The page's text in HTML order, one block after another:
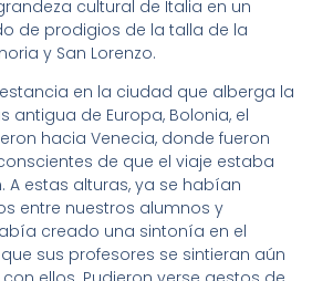
cultural de Italia en un
de prodigios de la talla de la
y San Lorenzo.
en la ciudad que alberga la
antigua de Europa, Bolonia, el
hacia Venecia, donde fueron
de que el viaje estaba
A estas alturas, ya se habían
entre nuestros alumnos y
creado una sintonía en el
sus profesores se sintieran aún